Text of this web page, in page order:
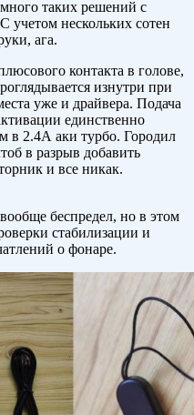
таких решений с
учетом нескольких сотен
ага.
контакта в голове,
изнутри при
уже и драйвера. Подача
единственно
в 2.4А аки турбо. Городил
в разрыв добавить
и все никак.
беспредел, но в этом
стабилизации и
о фонаре.